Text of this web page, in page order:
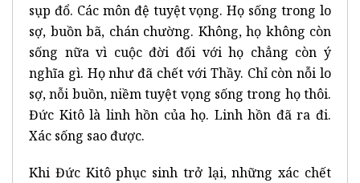
sụp đổ. Các môn đệ tuyệt vọng. Họ sống trong lo
sợ, buồn bã, chán chường. Không, họ không còn
sống nữa vì cuộc đời đối với họ chẳng còn ý
nghĩa gì. Họ như đã chết với Thầy. Chỉ còn nỗi lo
sợ, nỗi buồn, niềm tuyệt vọng sống trong họ thôi.
Đức Kitô là linh hồn của họ. Linh hồn đã ra đi.
Xác sống sao được.
Khi Đức Kitô phục sinh trở lại, những xác chết